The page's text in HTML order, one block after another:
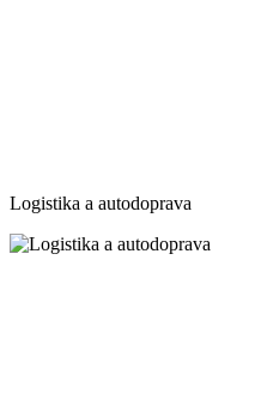
Logistika a autodoprava